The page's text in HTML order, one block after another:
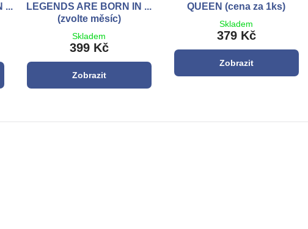
...
LEGENDS ARE BORN IN ...
(zvolte měsíc)
Skladem
399 Kč
Zobrazit
QUEEN (cena za 1ks)
Skladem
379 Kč
Zobrazit